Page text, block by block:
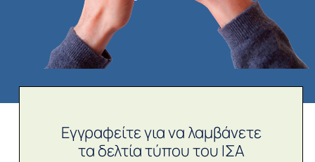
Εγγραφείτε για να λαμβάνετε
τα δελτία τύπου του ΙΣΑ